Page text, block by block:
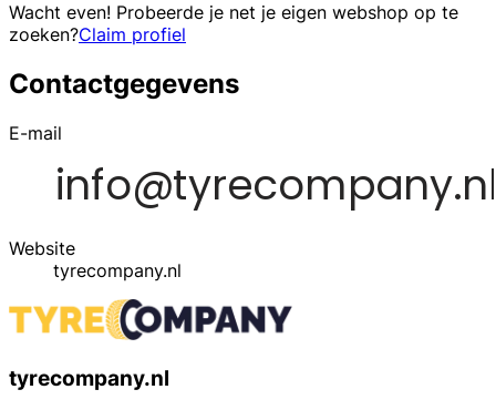
Wacht even! Probeerde je net je eigen webshop op te
zoeken?Claim profiel
Contactgegevens
E-mail
Website
tyrecompany.nl
tyrecompany.nl